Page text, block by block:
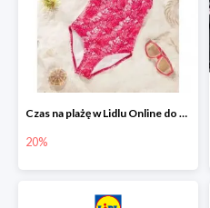
Czas na plażę w Lidlu Online do -20%
20%